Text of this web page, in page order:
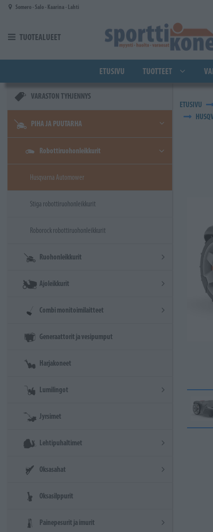
Siirry pääsisältöön
Somero - Salo - Kaarina - Lahti
TUOTEALUEET
ETUSIVU TUOTTEET
VARASTON TYHJENNYS
PIHA JA PUUTARHA
Robottiruohonleikkurit
Husqvarna Automower
Stiga robottiruohonleikkurit
Roborock robottiruohonleikkurit
Ruohonleikkurit
Ajoleikkurit
Combi monitoimilaitteet
Generaattorit ja vesipumput
Harjakoneet
Lumilingot
Jyrsimet
Lehtipuhaltimet
Oksasahat
Oksasilppurit
Painepesurit ja imurit
ETUSIVU